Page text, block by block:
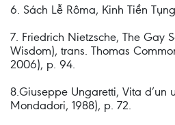
6. Sách Lễ Rôma, Kinh Tiền
7. Friedrich Nietzsche, The Gay
Wisdom), trans. Thomas
2006), p. 94.
8.Giuseppe Ungaretti, Vita d’un
Mondadori, 1988), p. 72.